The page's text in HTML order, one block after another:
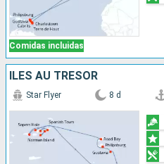
Comidas incluidas
ÎLES AU TRÉSOR
Star Flyer 8 d